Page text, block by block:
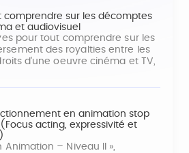
comprendre sur les décomptes
et audiovisuel
pour tout comprendre sur les
des royalties entre les
d'une oeuvre cinéma et TV,
en animation stop
acting, expressivité et
Animation – Niveau II »,